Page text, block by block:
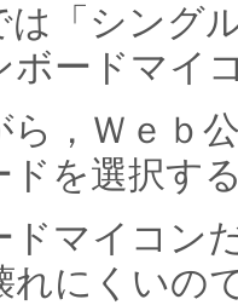
は「シング
ボードマイ
ら，Ｗｅｂ
ドを選択す
ドマイコン
れにくいの